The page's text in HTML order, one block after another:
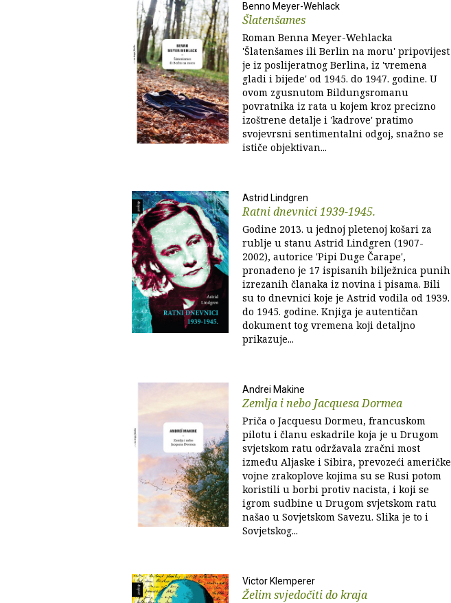
Benno Meyer-Wehlack
Šlatenšames
Roman Benna Meyer-Wehlacka
'Šlatenšames ili Berlin na moru' pripovijest
je iz poslijeratnog Berlina, iz 'vremena
gladi i bijede' od 1945. do 1947. godine. U
ovom zgusnutom Bildungsromanu
povratnika iz rata u kojem kroz precizno
izoštrene detalje i 'kadrove' pratimo
svojevrsni sentimentalni odgoj, snažno se
ističe objektivan...
Astrid Lindgren
Ratni dnevnici 1939-1945.
Godine 2013. u jednoj pletenoj košari za
rublje u stanu Astrid Lindgren (1907-
2002), autorice 'Pipi Duge Čarape',
pronađeno je 17 ispisanih bilježnica punih
izrezanih članaka iz novina i pisama. Bili
su to dnevnici koje je Astrid vodila od 1939.
do 1945. godine. Knjiga je autentičan
dokument tog vremena koji detaljno
prikazuje...
Andrei Makine
Zemlja i nebo Jacquesa Dormea
Priča o Jacquesu Dormeu, francuskom
pilotu i članu eskadrile koja je u Drugom
svjetskom ratu održavala zračni most
između Aljaske i Sibira, prevozeći američke
vojne zrakoplove kojima su se Rusi potom
koristili u borbi protiv nacista, i koji se
igrom sudbine u Drugom svjetskom ratu
našao u Sovjetskom Savezu. Slika je to i
Sovjetskog...
Victor Klemperer
Želim svjedočiti do kraja